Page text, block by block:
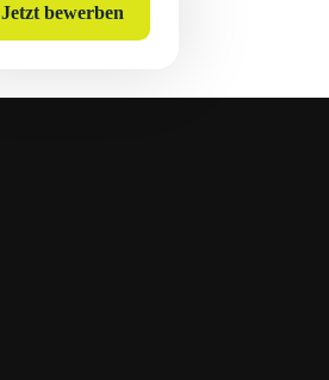
Jetzt bewerben